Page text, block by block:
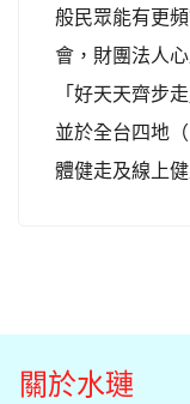
般民眾能有更
會，財團法人
「好天天齊步
並於全台四地
體健走及線上
關於水璉